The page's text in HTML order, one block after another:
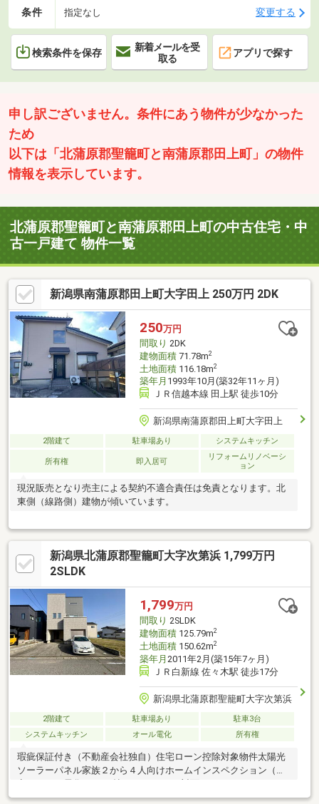
条件 指定なし 変更する
検索条件を保存
新着メールを受
取る
アプリで探す
申し訳ございません。条件にあう物件が少なかった
ため
以下は「北蒲原郡聖籠町と南蒲原郡田上町」の物件
情報を表示しています。
北蒲原郡聖籠町と南蒲原郡田上町の中古住宅・中
古一戸建て 物件一覧
新潟県南蒲原郡田上町大字田上 250万円 2DK
250万円
間取り 2DK
建物面積71.78m2
土地面積116.18m2
築年月 1993年10月(築32年11ヶ月)
ＪＲ信越本線 田上駅 徒歩10分
新潟県南蒲原郡田上町大字田上
2階建て 駐車場あり システムキッチン
所有権 即入居可
リフォームリノベーシ
ョン
現況販売となり売主による契約不適合責任は免責となります。北
東側（線路側）建物が傾いています。
新潟県北蒲原郡聖籠町大字次第浜 1,799万円
2SLDK
1,799万円
間取り 2SLDK
建物面積125.79m2
土地面積150.62m2
築年月 2011年2月(築15年7ヶ月)
ＪＲ白新線 佐々木駅 徒歩17分
新潟県北蒲原郡聖籠町大字次第浜
2階建て 駐車場あり
駐車3台
システムキッチン
オール電化 所有権
瑕疵保証付き（不動産会社独自）住宅ローン控除対象物件太陽光
ソーラーパネル家族２から４人向けホームインスペクション（予
定）オール電化/LDK18帖エコキュート/対面キッチンSIC（シュー
ズクローク）＋ WIC完備インナーガレージ駐車４台可前面道路